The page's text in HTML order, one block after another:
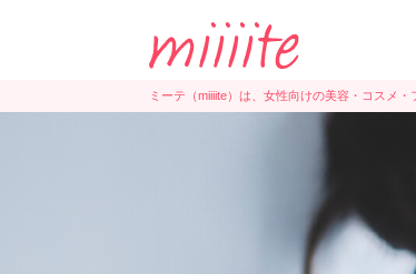
ミーテ（miiiite）は、女性向けの美容・コスメ